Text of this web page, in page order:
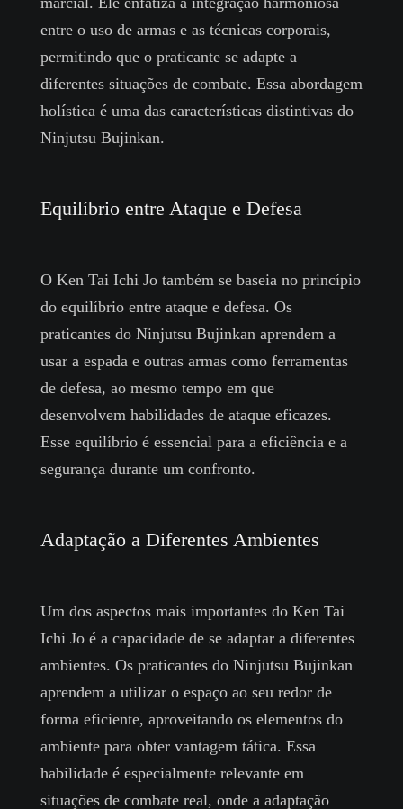
entre o uso de armas e as técnicas corporais,
permitindo que o praticante se adapte a
diferentes situações de combate. Essa abordagem
holística é uma das características distintivas do
Ninjutsu Bujinkan.
Equilíbrio entre Ataque e Defesa
O Ken Tai Ichi Jo também se baseia no princípio
do equilíbrio entre ataque e defesa. Os
praticantes do Ninjutsu Bujinkan aprendem a
usar a espada e outras armas como ferramentas
de defesa, ao mesmo tempo em que
desenvolvem habilidades de ataque eficazes.
Esse equilíbrio é essencial para a eficiência e a
segurança durante um confronto.
Adaptação a Diferentes Ambientes
Um dos aspectos mais importantes do Ken Tai
Ichi Jo é a capacidade de se adaptar a diferentes
ambientes. Os praticantes do Ninjutsu Bujinkan
aprendem a utilizar o espaço ao seu redor de
forma eficiente, aproveitando os elementos do
ambiente para obter vantagem tática. Essa
habilidade é especialmente relevante em
situações de combate real, onde a adaptação